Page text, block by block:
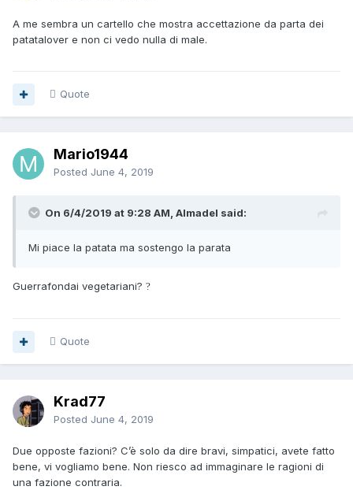
A me sembra un cartello che mostra accettazione da parta dei
patatalover e non ci vedo nulla di male.
Quote
Mario1944
Posted June 4, 2019
On 6/4/2019 at 9:28 AM, Almadel said:
Mi piace la patata ma sostengo la parata
Guerrafondai vegetariani? ?
Quote
Krad77
Posted June 4, 2019
Due opposte fazioni? C’è solo da dire bravi, simpatici, avete fatto
bene, vi vogliamo bene. Non riesco ad immaginare le ragioni di
una fazione contraria.